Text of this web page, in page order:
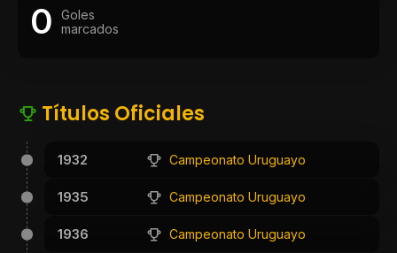
0
Goles
marcados
Títulos Oficiales
1932 Campeonato Uruguayo
1935 Campeonato Uruguayo
1936 Campeonato Uruguayo